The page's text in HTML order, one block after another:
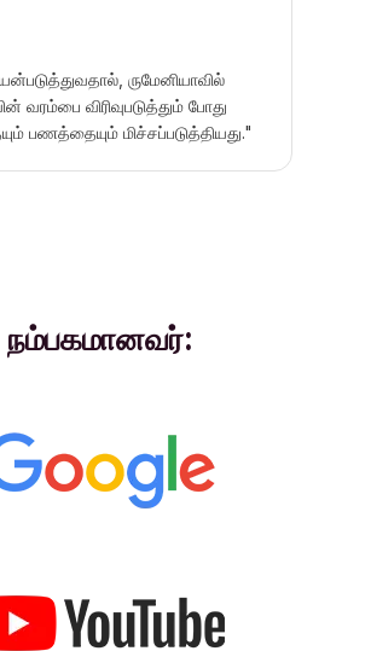
ருமேனியாவில்
வரம்பை விரிவுபடுத்தும் போது
பணத்தையும் மிச்சப்படுத்தியது."
நம்பகமானவர்: